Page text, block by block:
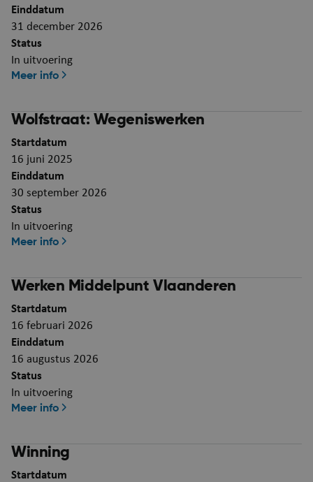
Einddatum
31 december 2026
Status
In uitvoering
Meer info
Wolfstraat: Wegeniswerken
Startdatum
16 juni 2025
Einddatum
30 september 2026
Status
In uitvoering
Meer info
Werken Middelpunt Vlaanderen
Startdatum
16 februari 2026
Einddatum
16 augustus 2026
Status
In uitvoering
Meer info
Winning
Startdatum